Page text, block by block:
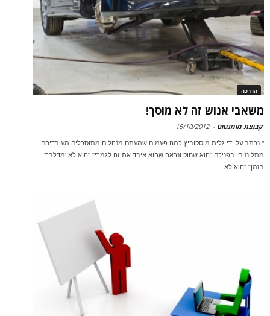
הדרכה
משאבי אנוש זה לא מוסך!
קבוצת מומנטום -
15/10/2012
* נכתב על ידי גלית מוסקוביץ כמה פעמים שמעתם מנהלים מתוסכלים מעובדיהם
מתלוננים בפניכם:"הוא שחוק ונראה שהוא איבד את זה לגמרי" "הוא לא 'מדלבר'
בזמן" "הוא לא...